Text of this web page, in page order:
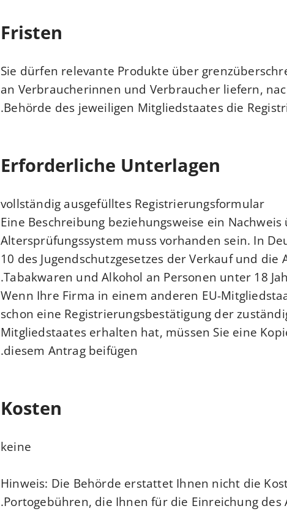
Fristen
Sie dürfen relevante Produkte über
an Verbraucherinnen und Verbraucher liefern,
Behörde des jeweiligen Mitgliedstaates die
Erforderliche Unterlagen
vollständig ausgefülltes Registrierungsformular
Eine Beschreibung beziehungsweise ein Nachweis
Altersprüfungssystem muss vorhanden sein. In
10 des Jugendschutzgesetzes der Verkauf und die
Tabakwaren und Alkohol an Personen unter 18
Wenn Ihre Firma in einem anderen EU-
schon eine Registrierungsbestätigung der
Mitgliedstaates erhalten hat, müssen Sie eine
diesem Antrag beifügen.
Kosten
keine
Hinweis: Die Behörde erstattet Ihnen nicht die
Portogebühren, die Ihnen für die Einreichung des